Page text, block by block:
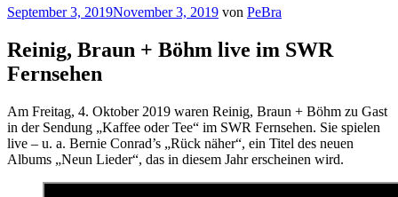
Veröffentlicht
September 3, 2019November 3, 2019 von PeBra
Reinig, Braun + Böhm live im SWR
Fernsehen
Am Freitag, 4. Oktober 2019 waren Reinig, Braun + Böhm zu Gast
in der Sendung „Kaffee oder Tee“ im SWR Fernsehen. Sie spielen
live – u. a. Bernie Conrad’s „Rück näher“, ein Titel des neuen
Albums „Neun Lieder“, das in diesem Jahr erscheinen wird.